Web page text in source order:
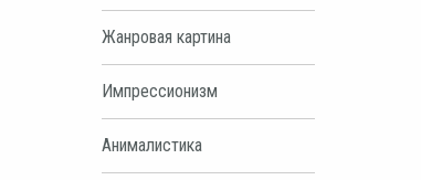
Жанровая картина
Импрессионизм
Анималистика